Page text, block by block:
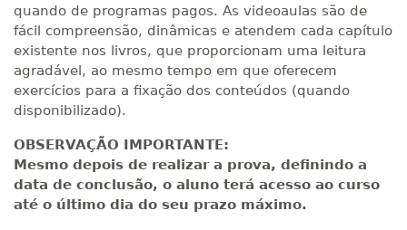
quando de programas pagos. As videoaulas são de
fácil compreensão, dinâmicas e atendem cada capítulo
existente nos livros, que proporcionam uma leitura
agradável, ao mesmo tempo em que oferecem
exercícios para a fixação dos conteúdos (quando
disponibilizado).
OBSERVAÇÃO IMPORTANTE:
Mesmo depois de realizar a prova, definindo a
data de conclusão, o aluno terá acesso ao curso
até o último dia do seu prazo máximo.